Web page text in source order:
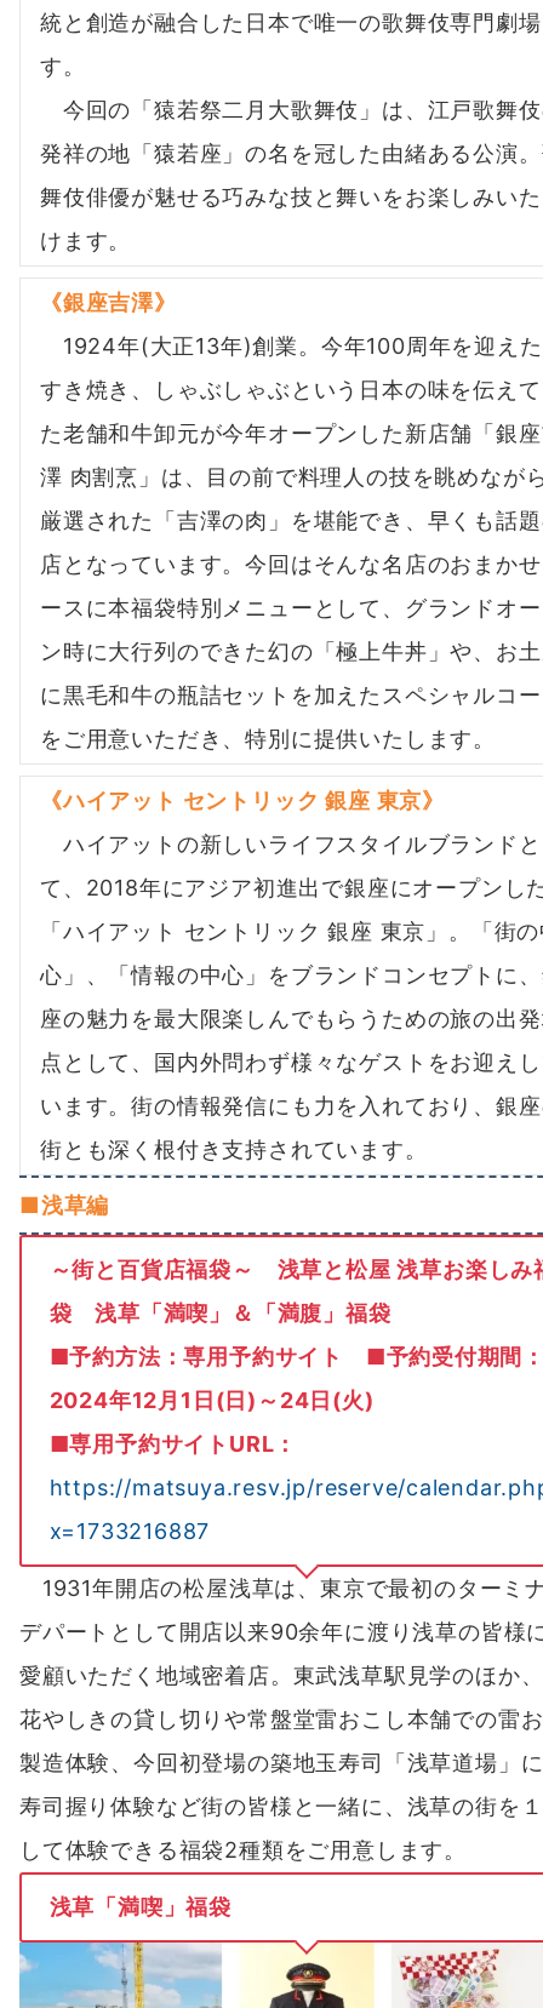
統と創造が融合した日本で唯一の歌舞伎専門劇
す。
今回の「猿若祭二月大歌舞伎」は、江戸歌舞
発祥の地「猿若座」の名を冠した由緒ある公演
舞伎俳優が魅せる巧みな技と舞いをお楽しみい
けます。
《銀座吉澤》
1924年(大正13年)創業。今年100周年を迎え
すき焼き、しゃぶしゃぶという日本の味を伝え
た老舗和牛卸元が今年オープンした新店舗「銀
澤 肉割烹」は、目の前で料理人の技を眺めなが
厳選された「吉澤の肉」を堪能でき、早くも話
店となっています。今回はそんな名店のおまか
ースに本福袋特別メニューとして、グランドオ
ン時に大行列のできた幻の「極上牛丼」や、お
に黒毛和牛の瓶詰セットを加えたスペシャルコ
をご用意いただき、特別に提供いたします。
《ハイアット セントリック 銀座 東京》
ハイアットの新しいライフスタイルブランド
て、2018年にアジア初進出で銀座にオープンし
「ハイアット セントリック 銀座 東京」。「街
心」、「情報の中心」をブランドコンセプトに
座の魅力を最大限楽しんでもらうための旅の出
点として、国内外問わず様々なゲストをお迎え
います。街の情報発信にも力を入れており、銀
街とも深く根付き支持されています。
■浅草編
～街と百貨店福袋～
浅草と松屋 浅草お楽しみ
袋 浅草「満喫」＆「満腹」福袋
■予約方法：専用予約サイト ■予約受付期間
2024年12月1日(日)～24日(火)
■専用予約サイトURL：
https://matsuya.resv.jp/reserve/
x=1733216887
1931年開店の松屋浅草は、東京で最初のターミ
デパートとして開店以来90余年に渡り浅草の皆様
愛顧いただく地域密着店。東武浅草駅見学のほか
花やしきの貸し切りや常盤堂雷おこし本舗での雷
製造体験、今回初登場の築地玉寿司「浅草道場」
寿司握り体験など街の皆様と一緒に、浅草の街を
して体験できる福袋2種類をご用意します。
浅草「満喫」福袋